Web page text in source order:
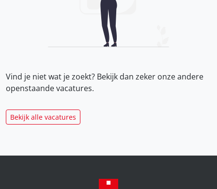
Vind je niet wat je zoekt? Bekijk dan zeker onzeandere
openstaande vacatures.
Bekijk alle vacatures